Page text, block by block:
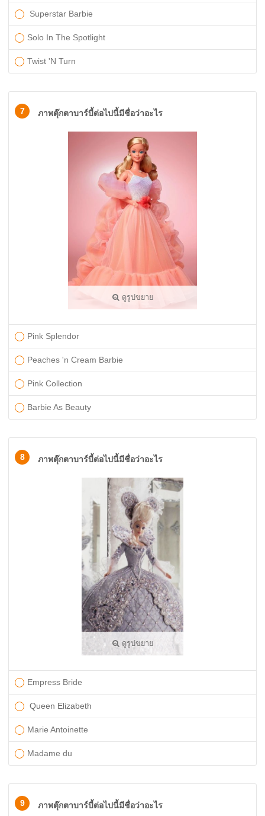
Superstar Barbie
Solo In The Spotlight
Twist 'N Turn
7 ภาพตุ๊กตาบาร์บี้ต่อไปนี้มีชื่อว่าอะไร
ดูรูปขยาย
Pink Splendor
Peaches 'n Cream Barbie
Pink Collection
Barbie As Beauty
8 ภาพตุ๊กตาบาร์บี้ต่อไปนี้มีชื่อว่าอะไร
ดูรูปขยาย
Empress Bride
Queen Elizabeth
Marie Antoinette
Madame du
9 ภาพตุ๊กตาบาร์บี้ต่อไปนี้มีชื่อว่าอะไร